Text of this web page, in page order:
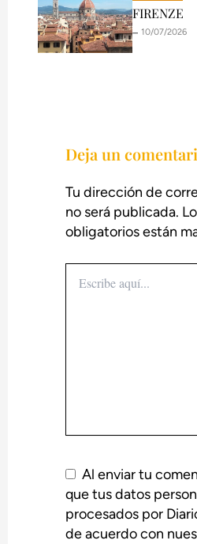
FIRENZE
🗕️ 10/07/2026
Deja un
Tu dirección de
no será publicada.
obligatorios están
aquí...
Al enviar tu
que tus datos
procesados por
de acuerdo con